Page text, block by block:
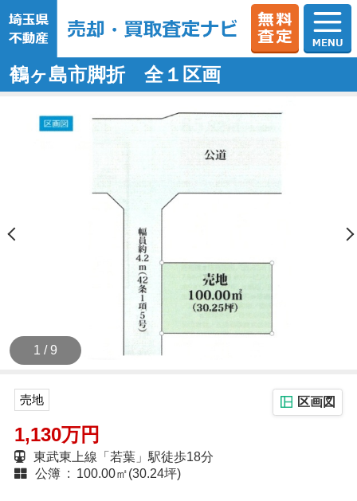
鶴ヶ島市脚折 全１区画
1 / 9
売地 区画図
1,130万円
東武東上線「若葉」駅徒歩18分
公簿 : 100.00㎡(30.24坪)